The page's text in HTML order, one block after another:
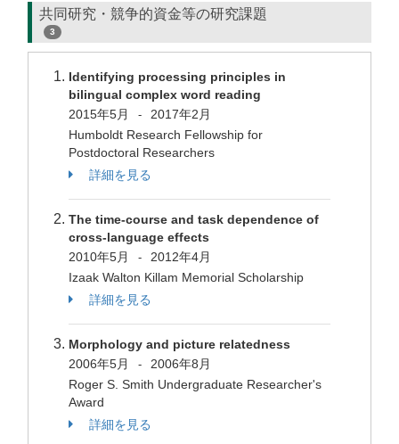
共同研究・競争的資金等の研究課題
3
Identifying processing principles in
bilingual complex word reading
2015年5月
-
2017年2月
Humboldt Research Fellowship for
Postdoctoral Researchers
詳細を見る
The time-course and task dependence of
cross-language effects
2010年5月
-
2012年4月
Izaak Walton Killam Memorial Scholarship
詳細を見る
Morphology and picture relatedness
2006年5月
-
2006年8月
Roger S. Smith Undergraduate Researcher's
Award
詳細を見る